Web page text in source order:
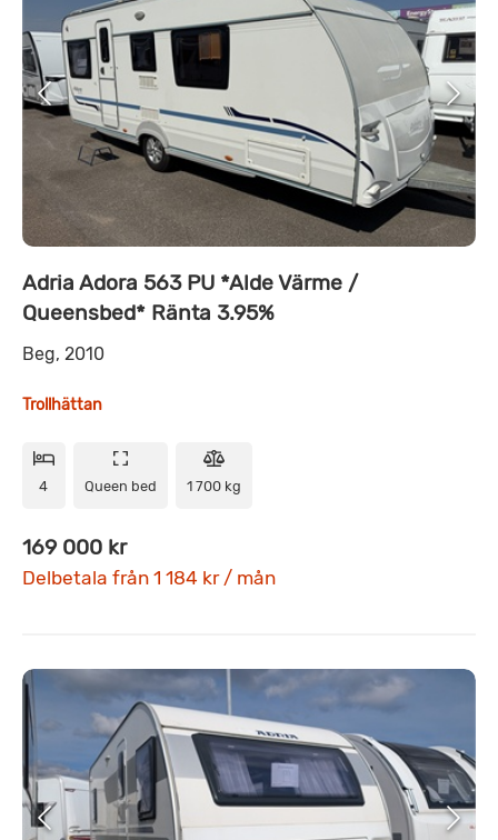
Adria Adora 563 PU *Alde Värme /
Queensbed* Ränta 3.95%
Beg, 2010
Trollhättan
4 Queen bed 1 700 kg
169 000 kr
Delbetala från 1 184 kr / mån